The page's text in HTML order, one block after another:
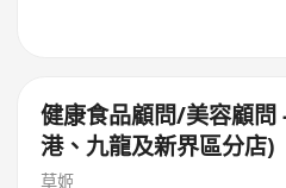
健康食品顧問/美容顧問
港、九龍及新界區分店)
草姬